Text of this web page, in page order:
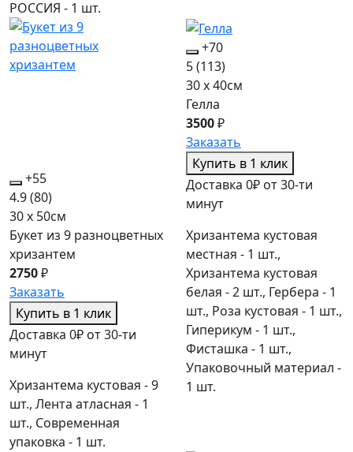
РОССИЯ - 1 шт.
+55
4.9(80)
30 x 50см
Букет из 9 разноцветных
хризантем
2750₽
Заказать
Купить в 1 клик
Доставка 0₽ от 30-ти
минут
Хризантема кустовая - 9
шт., Лента атласная - 1
шт., Современная
упаковка - 1 шт.
+70
5(113)
30 x 40см
Гелла
3500₽
Заказать
Купить в 1 клик
Доставка 0₽ от 30-ти
минут
Хризантема кустовая
местная - 1 шт.,
Хризантема кустовая
белая - 2 шт., Гербера - 1
шт., Роза кустовая - 1 шт.,
Гиперикум - 1 шт.,
Фисташка - 1 шт.,
Упаковочный материал -
1 шт.